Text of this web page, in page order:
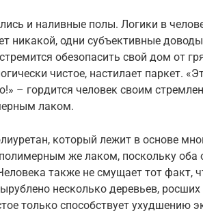
и наливные полы. Логики в
никакой, одни субъективные
обезопасить свой дом от
чистое, настилает паркет.
– гордится человек своим
лаком.
который лежит в основе
же лаком, поскольку оба
также не смущает тот факт,
несколько деревьев,
только способствует ухудшению